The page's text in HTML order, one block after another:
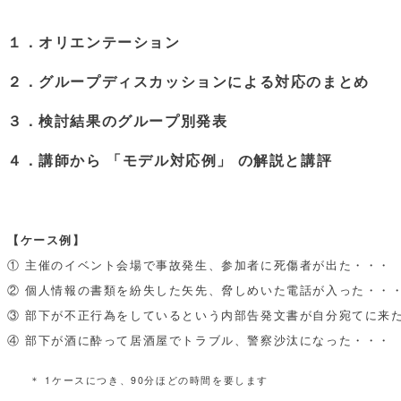
１．オリエンテーション
２．グループディスカッションによる対応のまとめ
３．検討結果のグループ別発表
４．講師から 「モデル対応例」 の解説と講評
【ケース例】
① 主催のイベント会場で事故発生、参加者に死傷者が出た・・・
② 個人情報の書類を紛失した矢先、脅しめいた電話が入った・・・
③ 部下が不正行為をしているという内部告発文書が自分宛てに来
④ 部下が酒に酔って居酒屋でトラブル、警察沙汰になった・・・
＊ 1ケースにつき、90分ほどの時間を要します